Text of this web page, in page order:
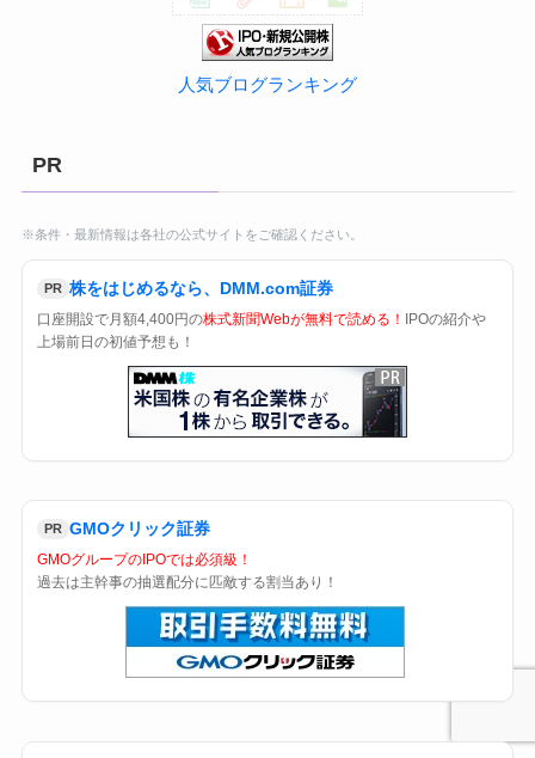
人気ブログランキング
PR
※条件・最新情報は各社の公式サイトをご確認ください。
PR 株をはじめるなら、DMM.com証券
口座開設で月額4,400円の株式新聞Webが無料で読める！
IPOの紹介や
上場前日の初値予想も！
PR GMOクリック証券
GMOグループのIPOでは必須級！
過去は主幹事の抽選配分に匹敵する割当あり！